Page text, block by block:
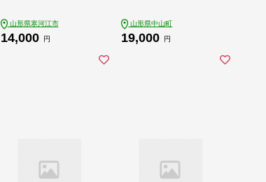
山形県寒河江市
14,000 円
ルーツ 果物 F4A-010
6
山形県中山町
19,000 円